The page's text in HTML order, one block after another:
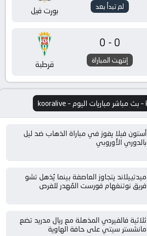
0-0
إنتهت المباراة قرطبة
لم تبدأ بعد بورت فيل
أستون فيلا يفوز في مباراة الذهاب ضد ليل
بالدوري الأوروبي
ميدتييلاند يتجاوز العاصفة بينما يُذهل تشو
فريق نوتنغهام فورست المُهدر للفرص
ثلاثية فالفيردي المذهلة مع ريال مدريد تضع
مانشستر سيتي على حافة الهاوية